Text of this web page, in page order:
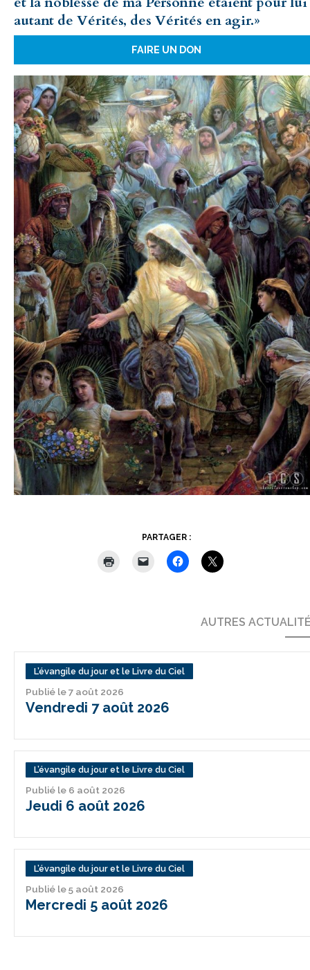
autant de Vérités, des Vérités en agir.»
FAIRE UN DON
PARTAGER :
AUTRES
L’évangile du jour et le Livre du Ciel
Publié le 7 août 2026
Vendredi 7 août 2026
L’évangile du jour et le Livre du Ciel
Publié le 6 août 2026
Jeudi 6 août 2026
L’évangile du jour et le Livre du Ciel
Publié le 5 août 2026
Mercredi 5 août 2026